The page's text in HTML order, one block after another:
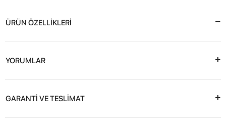
ÜRÜN ÖZELLİKLERİ
YORUMLAR
GARANTİ VE TESLİMAT